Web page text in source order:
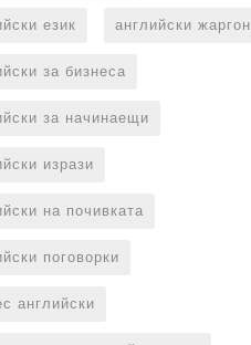
език английски жаргон
за бизнеса
за начинаещи
изрази
на почивката
поговорки
английски